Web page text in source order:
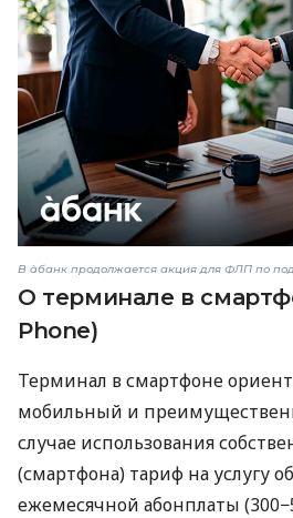
В àбанк продолжается акция для ФЛП по
О терминале в
Phone)
Терминал в смартфоне
мобильный и
случае использования
(смартфона) тариф на услугу
ежемесячной абонплаты